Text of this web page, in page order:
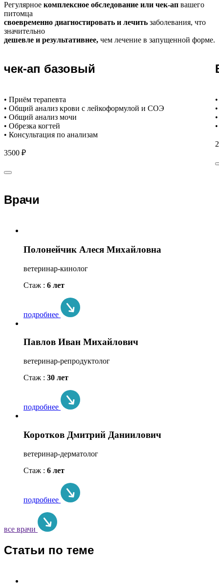
Регулярное комплексное обследование или чек-ап вашего
питомца
своевременно диагностировать и лечить заболевания, что
значительно
дешевле и результативнее, чем лечение в запущенной форме.
чек-ап базовый
• Приём терапевта
• Общий анализ крови с лейкоформулой и СОЭ
• Общий анализ мочи
• Обрезка когтей
• Консультация по анализам
3500 ₽
Врачи
Полонейчик Алеся Михайловна
ветеринар-кинолог
Стаж : 6 лет
подробнее
Павлов Иван Михайлович
ветеринар-репродуктолог
Стаж : 30 лет
подробнее
Коротков Дмитрий Даниилович
ветеринар-дерматолог
Стаж : 6 лет
подробнее
все врачи
Статьи по теме